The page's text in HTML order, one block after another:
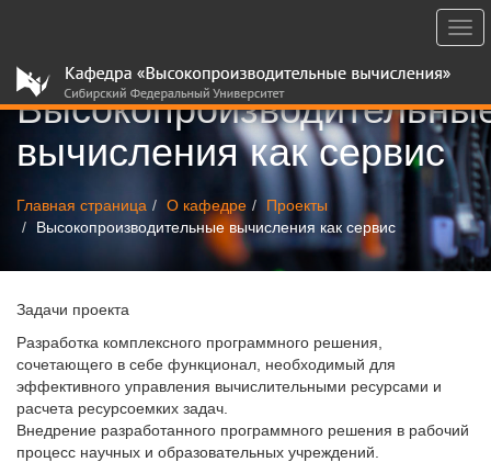
вычисления как сервис
Главная страница О кафедре
Проекты
Высокопроизводительные вычисления как сервис
Задачи проекта
Разработка комплексного программного решения,
сочетающего в себе функционал, необходимый для
эффективного управления вычислительными ресурсами и
расчета ресурсоемких задач.
Внедрение разработанного программного решения в рабочий
процесс научных и образовательных учреждений.